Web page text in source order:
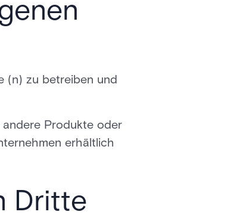
(n) zu betreiben und
andere Produkte oder
erhältlich
Dritte